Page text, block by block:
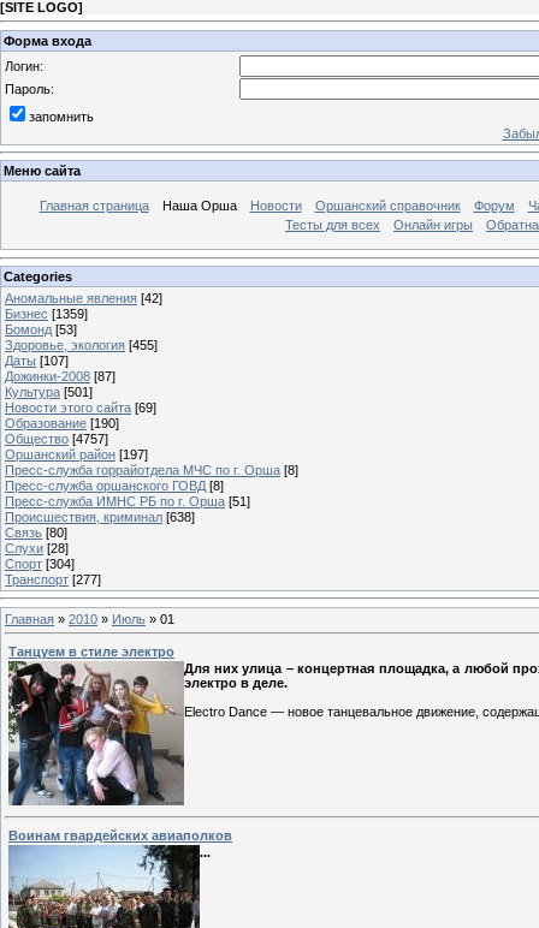
[SITE LOGO]
Форма входа
Логин:
Пароль:
запомнить
Меню сайта
Главная страница Наша Орша Новости Оршанский справочник Форум
Тесты для всех
Онлайн игры
Categories
Аномальные явления [42]
Бизнес [1359]
Бомонд [53]
Здоровье, экология [455]
Даты [107]
Дожинки-2008 [87]
Культура [501]
Новости этого сайта [69]
Образование [190]
Общество [4757]
Оршанский район [197]
Пресс-служба горрайотдела МЧС по г. Орша [8]
Пресс-служба оршанского ГОВД [8]
Пресс-служба ИМНС РБ по г. Орша [51]
Проиcшествия, криминал [638]
Связь [80]
Слухи [28]
Спорт [304]
Транспорт [277]
Главная » 2010 » Июль » 01
Танцуем в стиле электро
Для них улица – концертная площадка, а любой
электро в деле.
Electro Dance — новое танцевальное движение,
Воинам гвардейских авиаполков
...